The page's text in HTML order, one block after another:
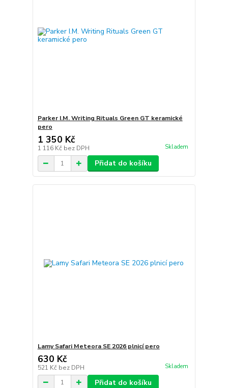
Parker I.M. Writing Rituals Green GT keramické
pero
1 350 Kč
1 116 Kč bez DPH Skladem
Přidat do košíku
Lamy Safari Meteora SE 2026 plnicí pero
630 Kč
521 Kč bez DPH Skladem
Přidat do košíku